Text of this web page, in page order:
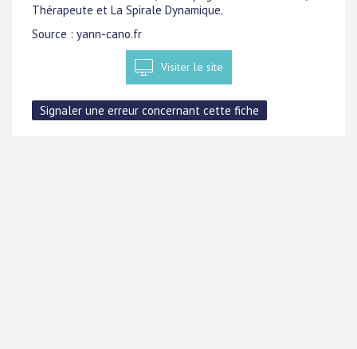
Thérapeute et La Spirale Dynamique.
Source : yann-cano.fr
Visiter le site